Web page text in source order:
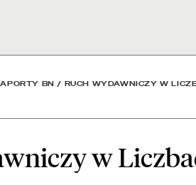
2025 K -
BN / RUCH WYDAWNICZY W
w